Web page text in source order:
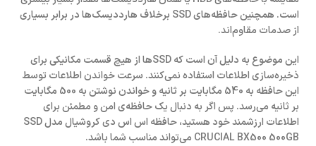
است. همچنین حافظه‌‌های SSD برخلاف هارددیسک‌ها در برابر بسیاری
از صدمات مقاوم‌اند.
این موضوع به دلیل آن است که SSDها از هیچ قسمت مکانیکی برای
ذخیره‌سازی اطلاعات استفاده نمی‌کنند. سرعت خواندن اطلاعات توسط
این حافظه به 540 مگابایت بر ثانیه و خواندن نوشتن به 500 مگابایت
بر ثانیه می‌رسد. پس اگر به دنبال یک حافظه‌ی امن و مطمئن برای
اطلاعات ارزشمند خود هستید، حافظه اس اس دی کروشیال مدل SSD
CRUCIAL BX500 500GB می‌تواند مناسب شما باشد.